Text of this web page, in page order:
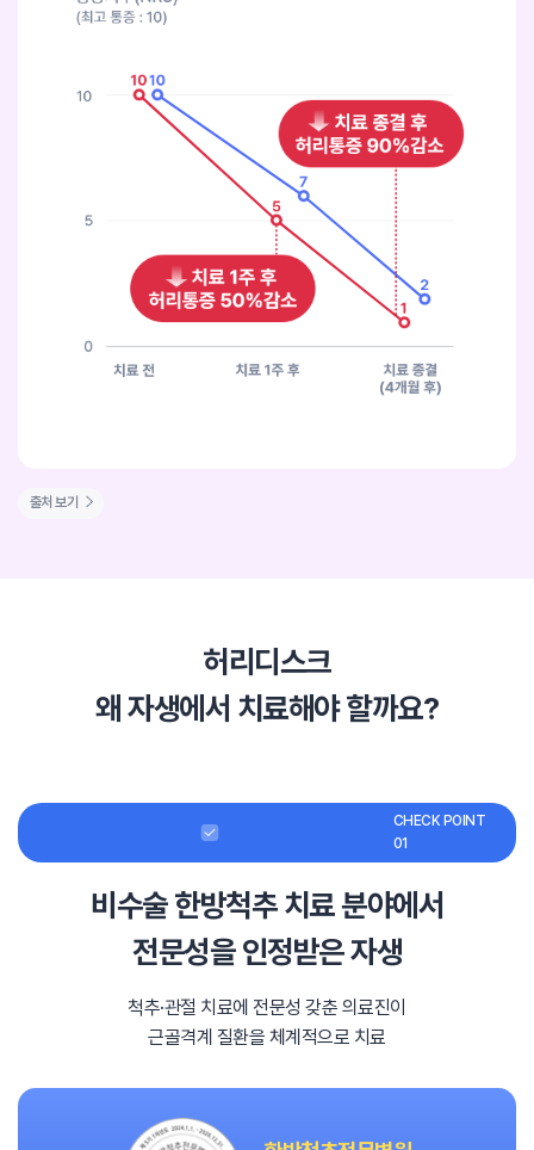
출처 보기
허리디스크
왜 자생에서 치료해야 할까요?
CHECK POINT
01
비수술 한방척추 치료 분야에서
전문성을 인정받은 자생
척추·관절 치료에 전문성 갖춘 의료진이
근골격계 질환을 체계적으로 치료